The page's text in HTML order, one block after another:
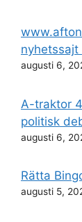
augusti 6,
A-traktor
politisk
augusti 6,
Rätta
augusti 5,